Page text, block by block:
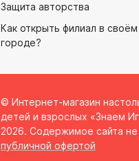
Защита авторства
Как открыть филиал в своём
городе?
© Интернет-магазин
детей и взрослых «Знаем
2026. Содержимое сайта не
публичной офертой